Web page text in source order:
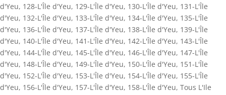
d'Yeu, 128-L'Île d'Yeu, 129-L'Île d'Yeu, 130-L'Île d'Yeu, 131-L'Île
d'Yeu, 132-L'Île d'Yeu, 133-L'Île d'Yeu, 134-L'Île d'Yeu, 135-L'Île
d'Yeu, 136-L'Île d'Yeu, 137-L'Île d'Yeu, 138-L'Île d'Yeu, 139-L'Île
d'Yeu, 140-L'Île d'Yeu, 141-L'Île d'Yeu, 142-L'Île d'Yeu, 143-L'Île
d'Yeu, 144-L'Île d'Yeu, 145-L'Île d'Yeu, 146-L'Île d'Yeu, 147-L'Île
d'Yeu, 148-L'Île d'Yeu, 149-L'Île d'Yeu, 150-L'Île d'Yeu, 151-L'Île
d'Yeu, 152-L'Île d'Yeu, 153-L'Île d'Yeu, 154-L'Île d'Yeu, 155-L'Île
d'Yeu, 156-L'Île d'Yeu, 157-L'Île d'Yeu, 158-L'Île d'Yeu, Tous L'Ile